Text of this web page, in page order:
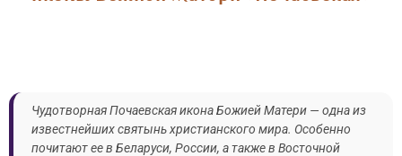
Чудотворная Почаевская икона Божией Матери — одна из
известнейших святынь христианского мира. Особенно
почитают ее в Беларуси, России, а также в Восточной